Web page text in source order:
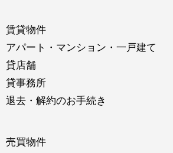
賃貸物件
アパート・マンション・一戸建て
貸店舗
貸事務所
退去・解約のお手続き
売買物件